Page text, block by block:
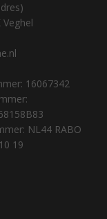
Veghel
16067342
NL44 RABO
19